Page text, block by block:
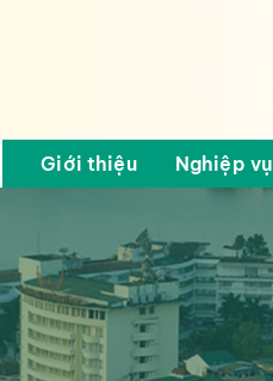
Giới thiệu Nghiệp vụ